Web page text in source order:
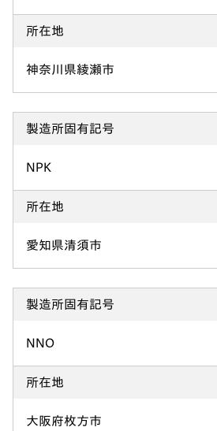
所在地
神奈川県綾瀬市
製造所固有記号
NPK
所在地
愛知県清須市
製造所固有記号
NNO
所在地
大阪府枚方市